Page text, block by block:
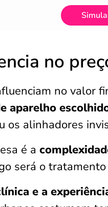
no
no valor
aparelho
os alinhadores
é a
será o
e a